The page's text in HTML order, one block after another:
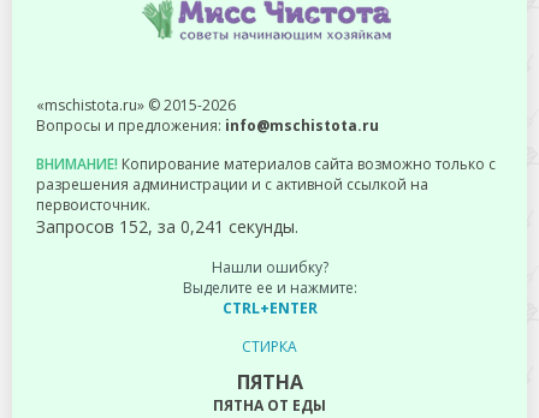
«mschistota.ru» © 2015-2026
Вопросы и предложения: info@mschistota.ru
ВНИМАНИЕ! Копирование материалов сайта возможно только с
разрешения администрации и с активной ссылкой на
первоисточник.
Запросов 152, за 0,241 секунды.
Нашли ошибку?
Выделите ее и нажмите:
CTRL+ENTER
СТИРКА
ПЯТНА
ПЯТНА ОТ ЕДЫ